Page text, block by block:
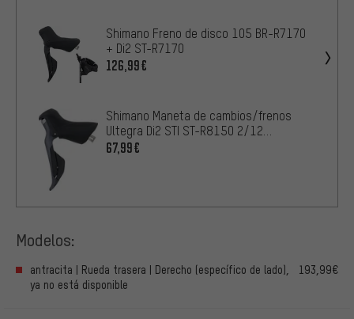
Shimano Freno de disco 105 BR-R7170
+ Di2 ST-R7170
126,99€
Shimano Maneta de cambios/frenos
Ultegra Di2 STI ST-R8150 2/12
velocidades
67,99€
Modelos:
antracita | Rueda trasera | Derecho (específico de lado),
ya no está disponible
193,99€